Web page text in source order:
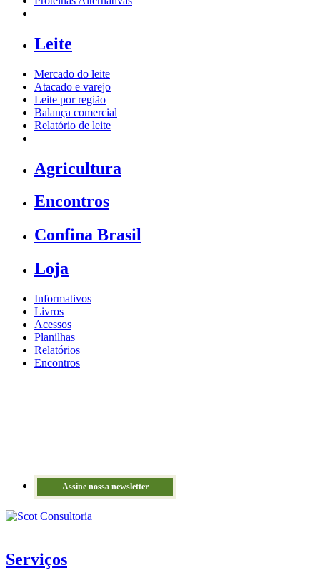
Leite
Mercado do leite
Atacado e varejo
Leite por região
Balança comercial
Relatório de leite
Agricultura
Encontros
Confina Brasil
Loja
Informativos
Livros
Acessos
Planilhas
Relatórios
Encontros
Assine nossa newsletter
Serviços